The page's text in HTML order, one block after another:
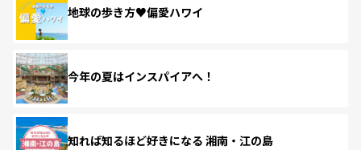
地球の歩き方♥偏愛ハワイ
今年の夏はインスパイアへ！
知れば知るほど好きになる 湘南・江の島